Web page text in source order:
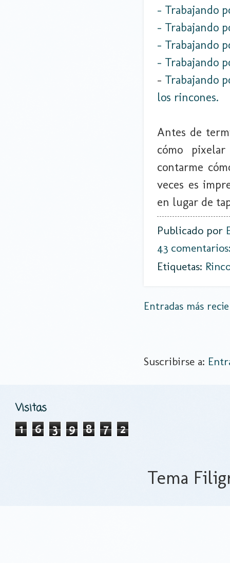
- Trabajando
- Trabajando
- Trabajando
- Trabajando
- Trabajando
los rincones.
Antes de
cómo
contarme
veces es
en lugar de
Publicado por
43
Etiquetas:
Entradas más
Suscribirse a:
Visitas
1 6 3 9 8 7 2
Tema